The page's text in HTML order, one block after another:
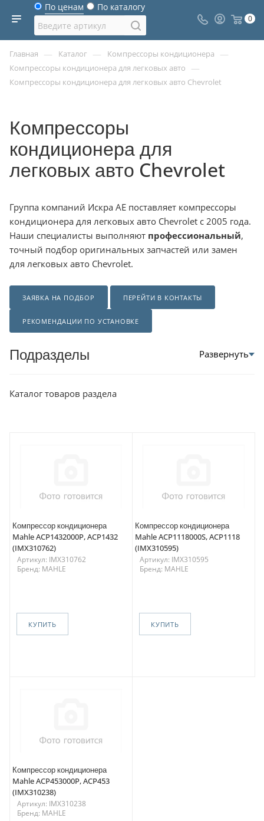
По ценам По каталогу
0
Главная — Каталог — Компрессоры кондиционера —
Компрессоры кондиционера для легковых авто —
Компрессоры кондиционера для легковых авто Chevrolet
Компрессоры
кондиционера для
легковых авто Chevrolet
Группа компаний Искра АЕ поставляет компрессоры
кондиционера для легковых авто Chevrolet с 2005 года.
Наши специалисты выполняют профессиональный,
точный подбор оригинальных запчастей или замен
для легковых авто Chevrolet.
ЗАЯВКА НА ПОДБОР ПЕРЕЙТИ В КОНТАКТЫ
РЕКОМЕНДАЦИИ ПО УСТАНОВКЕ
Подразделы
Каталог товаров раздела
Компрессор кондиционера
Mahle ACP1432000P, ACP1432
(IMX310762)
Артикул: IMX310762
Бренд: MAHLE
КУПИТЬ
Компрессор кондиционера
Mahle ACP1118000S, ACP1118
(IMX310595)
Артикул: IMX310595
Бренд: MAHLE
КУПИТЬ
Компрессор кондиционера
Mahle ACP453000P, ACP453
(IMX310238)
Артикул: IMX310238
Бренд: MAHLE